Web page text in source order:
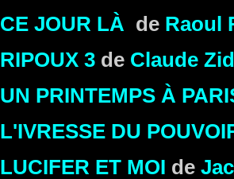
CE JOUR LÀ de Raoul
RIPOUX 3 de Claude
UN PRINTEMPS À
L'IVRESSE DU
LUCIFER ET MOI de